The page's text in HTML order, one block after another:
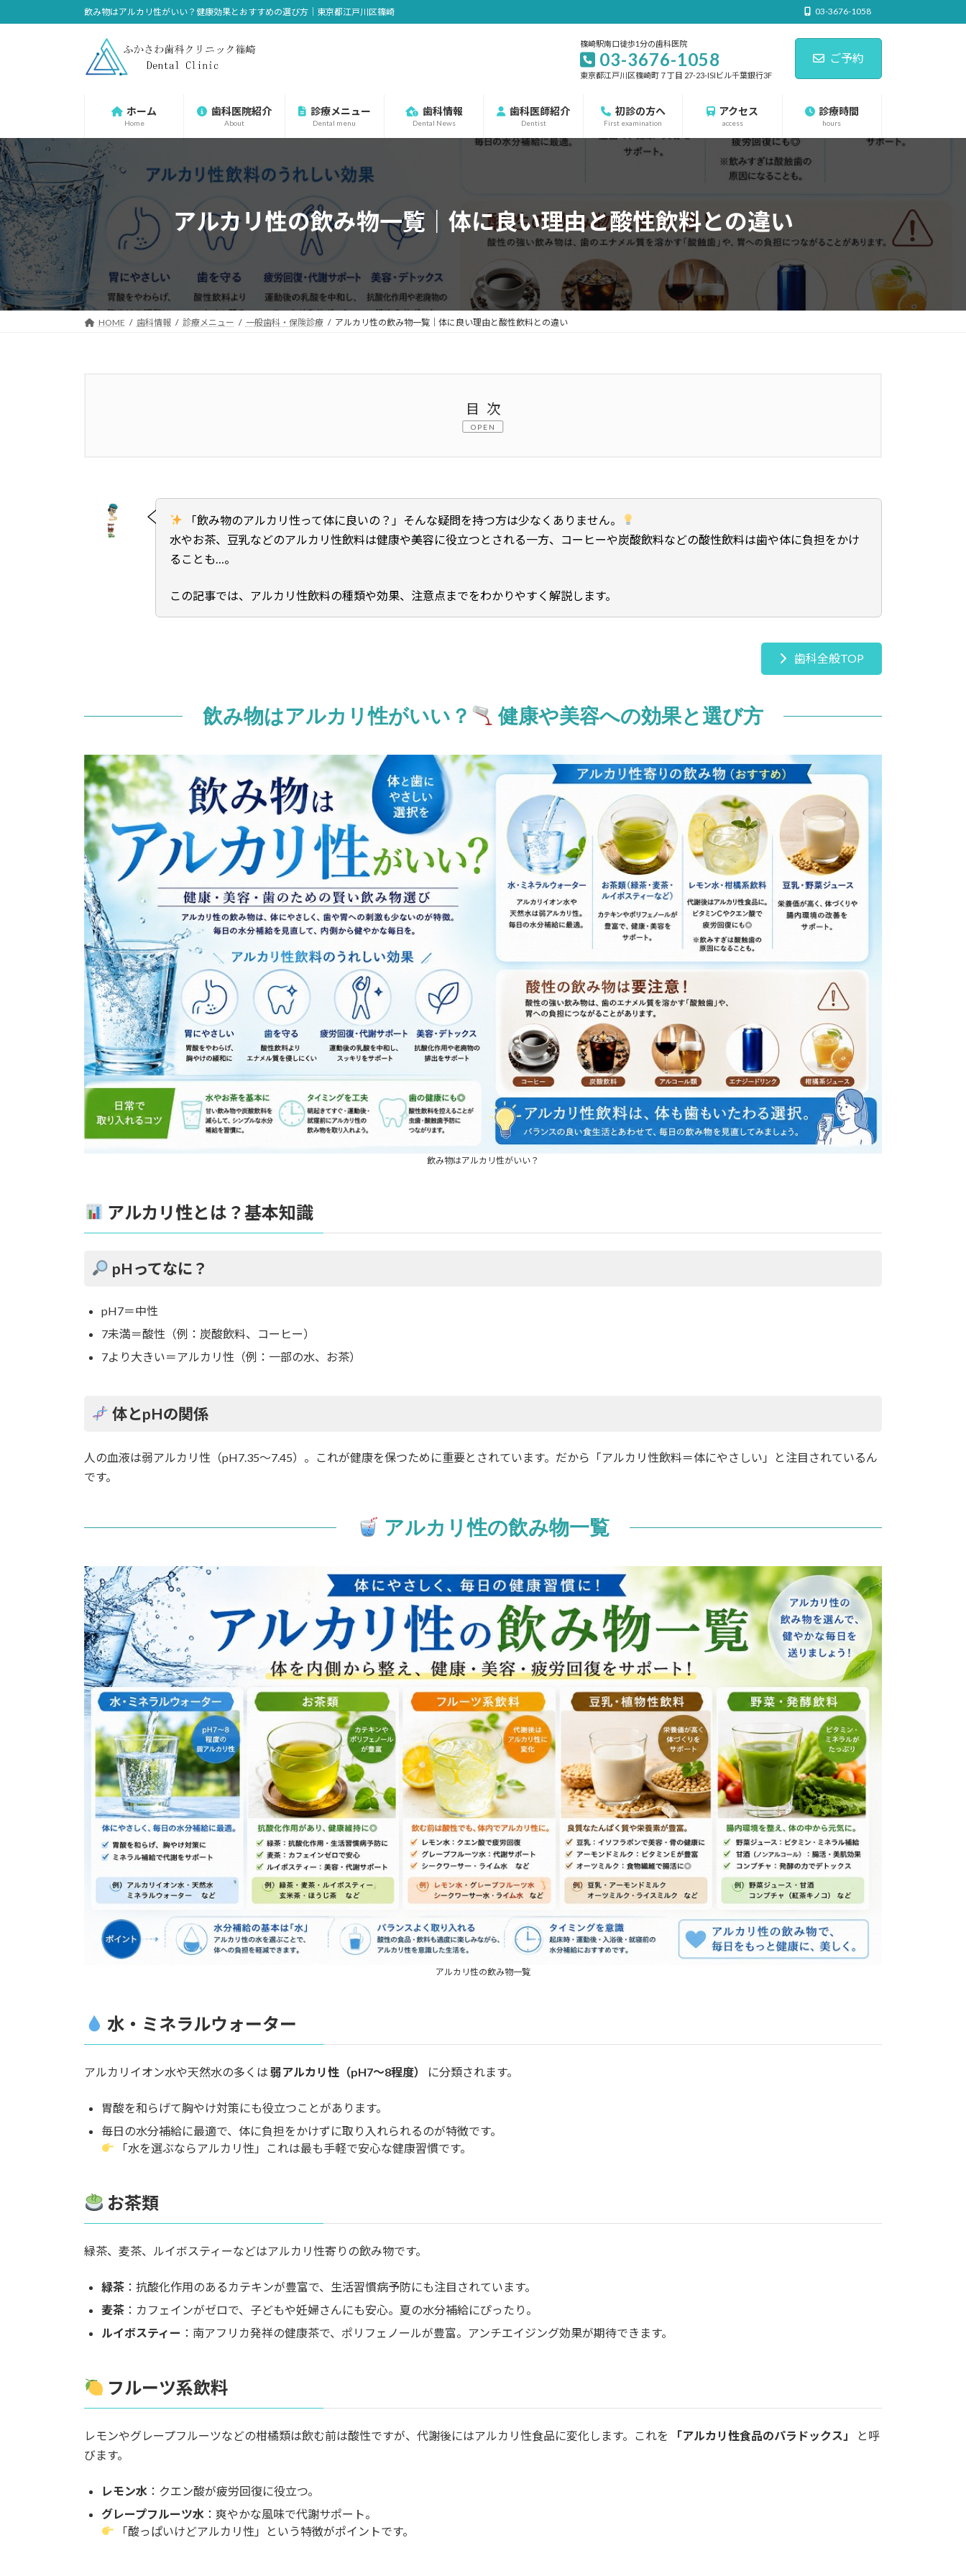
ン
ッ
プ
ビ
移
動
飲み物はアルカリ性がいい？健康効果とおすすめの選び方｜東京都江戸川区篠崎 03-3676-1058
篠崎駅南口徒歩1分の歯科医院
03-3676-1058
東京都江戸川区篠崎町７丁目 27-23-ISIビル千葉銀行3F
ご予約
ホーム
Home
歯科医院紹介
About
診療メニュー
Dental menu
歯科情報
Dental News
歯科医師紹介
Dentist
初診の方へ
First examination
アクセス
access
診療時間
hours
アルカリ性の飲み物一覧｜体に良い理由と酸性飲料との違い
HOME 歯科情報 診療メニュー 一般歯科・保険診療 アルカリ性の飲み物一覧｜体に良い理由と酸性飲料との違い
目次
OPEN
1.1.1. pHってなに？
1.1.2. 体とpHの関係
アルカリ性の飲み物一覧
フルーツ系飲料
3. 酸性の飲み物との違い
3.1. 酸性飲料の例
3.2. 歯や胃への影響
3.3. アルカリ性が選ばれる理由
4. アルカリ性飲料の健康効果
4.1. 胃酸過多や胸やけの緩和
4.2. 疲労回復や代謝アップ
4.3. 美容・アンチエイジング
4.4.
5. 注意点と誤解
5.1.
5.3. 科学的根拠の限界
6.3. 歯の健康にもメリット
【動画】ステイン着色汚れをクリーニングするエアフロー
10.1.1. メッセージ
「飲み物のアルカリ性って体に良いの？」そんな疑問を持つ方は少なくありません。
水やお茶、豆乳などのアルカリ性飲料は健康や美容に役立つとされる一方、コーヒーや炭酸飲料などの酸性飲料は歯や体に負担をかけ
ることも…。
この記事では、アルカリ性飲料の種類や効果、注意点までをわかりやすく解説します。
歯科全般TOP
飲み物はアルカリ性がいい？ 健康や美容への効果と選び方
飲み物はアルカリ性がいい？
アルカリ性とは？基本知識
pHってなに？
pH7＝中性
7未満＝酸性（例：炭酸飲料、コーヒー）
7より大きい＝アルカリ性（例：一部の水、お茶）
体とpHの関係
人の血液は弱アルカリ性（pH7.35〜7.45）。これが健康を保つために重要とされています。だから「アルカリ性飲料＝体にやさしい」と注目されているん
です。
アルカリ性の飲み物一覧
アルカリ性の飲み物一覧
水・ミネラルウォーター
アルカリイオン水や天然水の多くは 弱アルカリ性（pH7〜8程度） に分類されます。
胃酸を和らげて胸やけ対策にも役立つことがあります。
毎日の水分補給に最適で、体に負担をかけずに取り入れられるのが特徴です。
「水を選ぶならアルカリ性」これは最も手軽で安心な健康習慣です。
お茶類
緑茶、麦茶、ルイボスティーなどはアルカリ性寄りの飲み物です。
緑茶 ：抗酸化作用のあるカテキンが豊富で、生活習慣病予防にも注目されています。
麦茶 ：カフェインがゼロで、子どもや妊婦さんにも安心。夏の水分補給にぴったり。
ルイボスティー ：南アフリカ発祥の健康茶で、ポリフェノールが豊富。アンチエイジング効果が期待できます。
フルーツ系飲料
レモンやグレープフルーツなどの柑橘類は飲む前は酸性ですが、代謝後にはアルカリ性食品に変化します。これを 「アルカリ性食品のパラドックス」
と呼
びます。
レモン水 ：クエン酸が疲労回復に役立つ。
グレープフルーツ水 ：爽やかな風味で代謝サポート。
「酸っぱいけどアルカリ性」という特徴がポイントです。